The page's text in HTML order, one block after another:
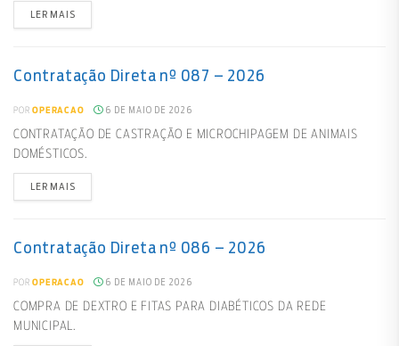
LER MAIS
Contratação Direta nº 087 – 2026
POR OPERACAO 6 DE MAIO DE 2026
CONTRATAÇÃO DE CASTRAÇÃO E MICROCHIPAGEM DE ANIMAIS
DOMÉSTICOS.
LER MAIS
Contratação Direta nº 086 – 2026
POR OPERACAO 6 DE MAIO DE 2026
COMPRA DE DEXTRO E FITAS PARA DIABÉTICOS DA REDE
MUNICIPAL.